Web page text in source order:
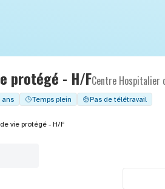
protégé - H/FCentre Hospitalier
ans Temps plein Pas de télétravail
vie protégé - H/F